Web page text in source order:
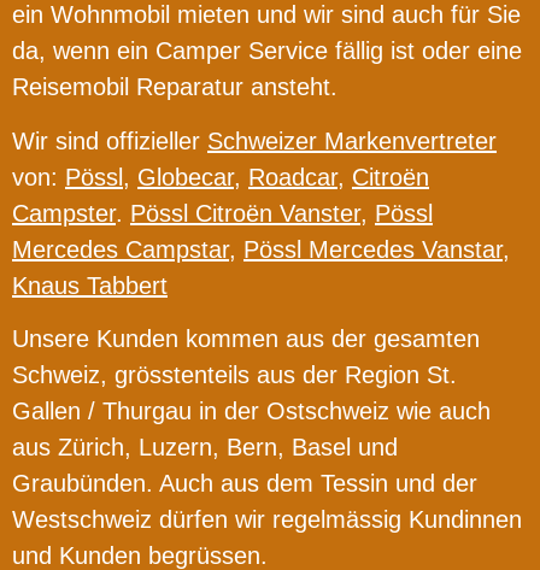
ein Wohnmobil mieten und wir sind auch für Sie
da, wenn ein Camper Service fällig ist oder eine
Reisemobil Reparatur ansteht.
Wir sind offizieller Schweizer Markenvertreter
von: Pössl, Globecar, Roadcar, Citroën
Campster. Pössl Citroën Vanster, Pössl
Mercedes Campstar, Pössl Mercedes Vanstar,
Knaus Tabbert
Unsere Kunden kommen aus der gesamten
Schweiz, grösstenteils aus der Region St.
Gallen / Thurgau in der Ostschweiz wie auch
aus Zürich, Luzern, Bern, Basel und
Graubünden. Auch aus dem Tessin und der
Westschweiz dürfen wir regelmässig Kundinnen
und Kunden begrüssen.